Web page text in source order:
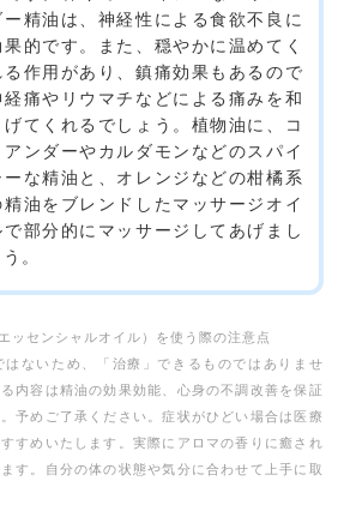
ー精油は、神経性による食欲不良に
果的です。また、穏やかに温めてく
る作用があり、鎮痛効果もあるので
経痛やリウマチなどによる痛みを和
げてくれるでしょう。植物油に、コ
アンダーやカルダモンなどのスパイ
ーな精油と、オレンジなどの柑橘系
精油をブレンドしたマッサージオイ
で部分的にマッサージしてあげまし
。
ッセンシャルオイル）を使う際の注意点
はないため、「治療」できるものではありませ
内容は精油の効果効能、心身の不調改善を保証
予めご了承ください。症状がひどい場合は医療
すめいたします。 実際にアロマの香りに癒され
す。自分の体の状態や気分に合わせて上手に取